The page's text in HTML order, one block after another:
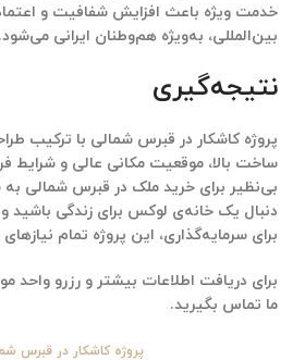
خدمت ویژه باعث افزایش شفافیت و اعتماد
بین‌المللی، به‌ویژه هم‌وطنان ایرانی می‌شود.
نتیجه‌گیری
پروژه کاشکار در قبرس شمالی با ترکیب
ساخت بالا، موقعیت مکانی عالی و شرایط
بی‌نظیر برای خرید ملک در قبرس شمالی به
دنبال یک خانه‌ی لوکس برای زندگی باشید
برای سرمایه‌گذاری، این پروژه تمام
برای دریافت اطلاعات بیشتر و رزرو واحد
ما تماس بگیرید.
پروژه کاشکار در قبرس